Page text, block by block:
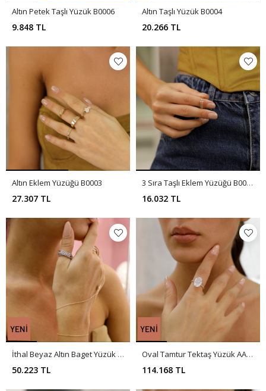
Altın Petek Taşlı Yüzük B0006
9.848 TL
Altın Taşlı Yüzük B0004
20.266 TL
Altın Eklem Yüzüğü B0003
27.307 TL
3 Sıra Taşlı Eklem Yüzüğü B0002
16.032 TL
İthal Beyaz Altın Baget Yüzük AA0035
50.223 TL
Oval Tamtur Tektaş Yüzük AA0034
114.168 TL